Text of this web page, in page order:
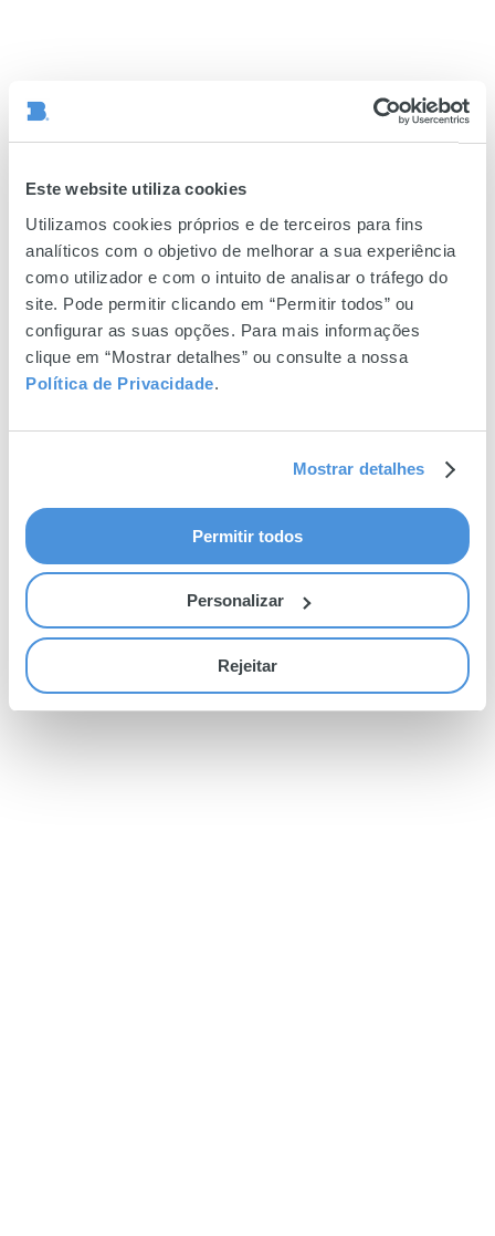
Este website utiliza cookies
Utilizamos cookies próprios e de terceiros para fins
analíticos com o objetivo de melhorar a sua experiência
como utilizador e com o intuito de analisar o tráfego do
site. Pode permitir clicando em “Permitir todos” ou
configurar as suas opções. Para mais informações
clique em “Mostrar detalhes” ou consulte a nossa
Política de Privacidade.
Mostrar detalhes
Permitir todos
Personalizar
Rejeitar